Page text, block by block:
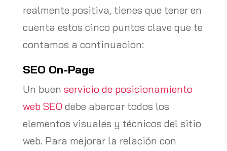
realmente positiva, tienes que tener en
cuenta estos cinco puntos clave que te
contamos a continuacion:
SEO On-Page
Un buen servicio de posicionamiento
web SEOdebe abarcar todos los
elementos visuales y técnicos del sitio
web. Para mejorar la relación con